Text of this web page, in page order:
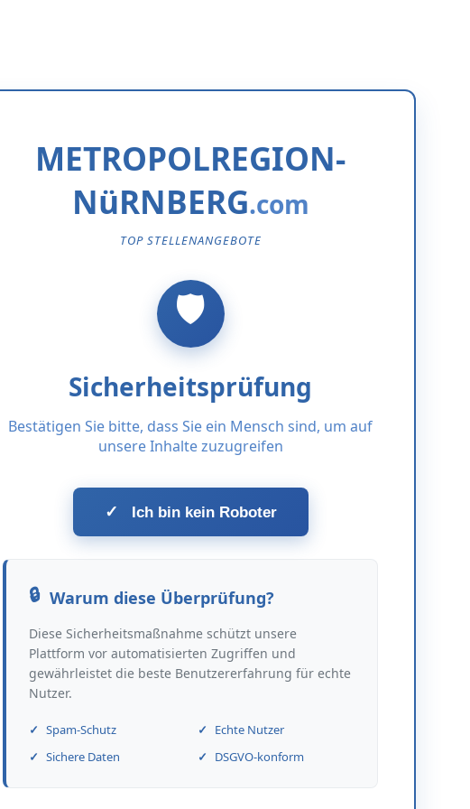
METROPOLREGION-
NüRNBERG
TOP STELLENANGEBOTE
Sicherheitsprüfung
Bestätigen Sie bitte, dass Sie ein Mensch sind, um auf
unsere Inhalte zuzugreifen
✓ Ich bin kein Roboter
Warum diese Überprüfung?
Diese Sicherheitsmaßnahme schützt unsere
Plattform vor automatisierten Zugriffen und
gewährleistet die beste Benutzererfahrung für echte
Nutzer.
Spam-Schutz
Echte Nutzer
Sichere Daten
DSGVO-konform